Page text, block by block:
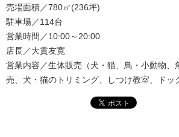
売場面積／780㎡(236坪)
駐車場／114台
営業時間／10:00～20:00
店長／大貫友寛
営業内容／生体販売（犬・猫、鳥・小動物、
売、犬・猫のトリミング、しつけ教室、ドッ